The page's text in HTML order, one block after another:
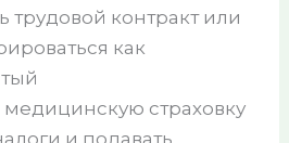
трудовой контракт или
как
медицинскую страховку